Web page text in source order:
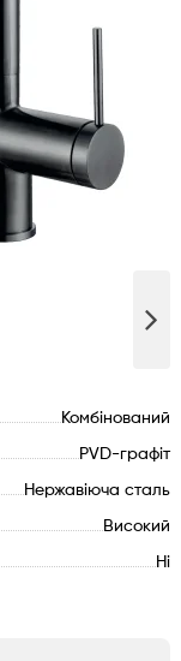
Комбінований
PVD-графіт
Нержавіюча сталь
Високий
Ні